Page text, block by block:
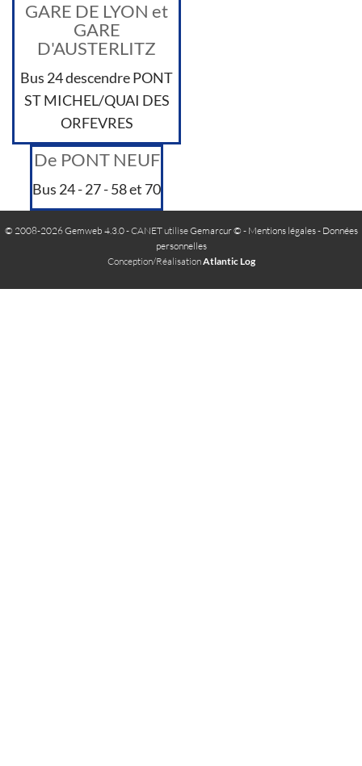
GARE DE LYON et
GARE
D'AUSTERLITZ
Bus 24 descendre PONT
ST MICHEL/QUAI DES
ORFEVRES
De PONT NEUF
Bus 24 - 27 - 58 et 70
© 2008-2026 Gemweb 4.3.0- CANET utiliseGemarcur © - Mentions légales- Données
personnelles
Conception/RéalisationAtlantic Log